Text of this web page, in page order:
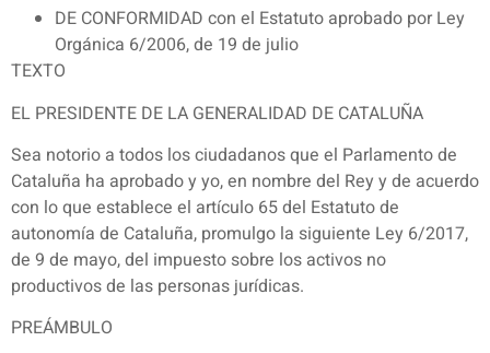
DE CONFORMIDAD con el Estatuto aprobado por Ley
Orgánica 6/2006, de 19 de julio
TEXTO
EL PRESIDENTE DE LA GENERALIDAD DE CATALUÑA
Sea notorio a todos los ciudadanos que el Parlamento de
Cataluña ha aprobado y yo, en nombre del Rey y de acuerdo
con lo que establece el artículo 65 del Estatuto de
autonomía de Cataluña, promulgo la siguiente Ley 6/2017,
de 9 de mayo, del impuesto sobre los activos no
productivos de las personas jurídicas.
PREÁMBULO